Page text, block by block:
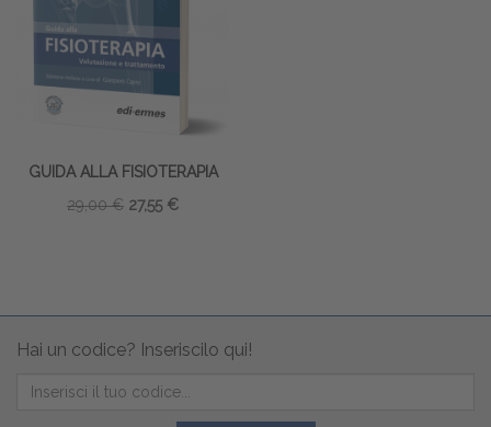
GUIDA ALLA FISIOTERAPIA
29,00 € 27,55 €
Hai un codice? Inseriscilo qui!